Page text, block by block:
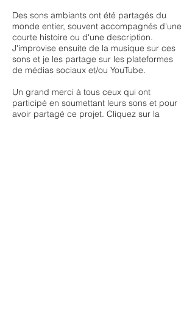
Des sons ambiants ont été partagés du
monde entier, souvent accompagnés d'une
courte histoire ou d'une description.
J'improvise ensuite de la musique sur ces
sons et je les partage sur les plateformes
de médias sociaux et/ou YouTube.
Un grand merci à tous ceux qui ont
participé en soumettant leurs sons et pour
avoir partagé ce projet. Cliquez sur la